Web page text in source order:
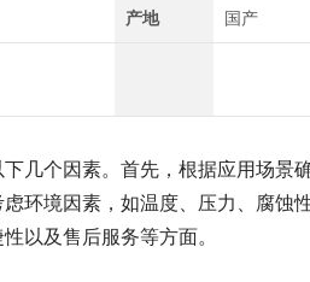
产地 国产
几个因素。首先，根据应用场
环境因素，如温度、压力、腐蚀
以及售后服务等方面。